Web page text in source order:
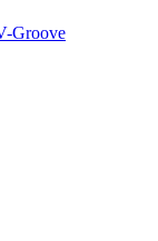
Groove